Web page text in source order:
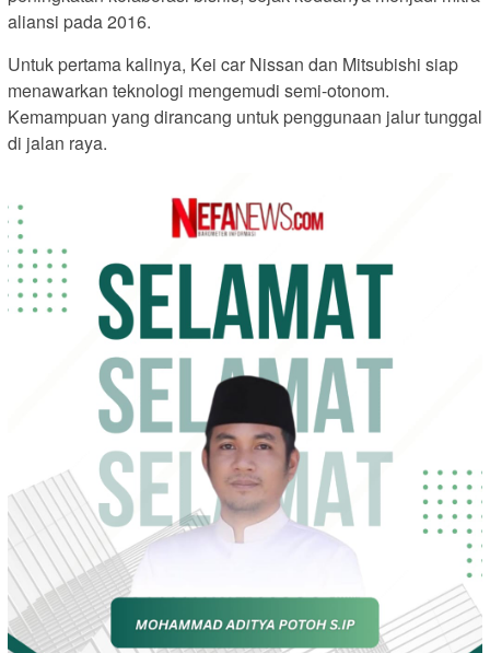
aliansi pada 2016.
Untuk pertama kalinya, Kei car Nissan dan Mitsubishi siap
menawarkan teknologi mengemudi semi-otonom.
Kemampuan yang dirancang untuk penggunaan jalur tunggal
di jalan raya.